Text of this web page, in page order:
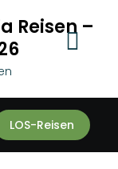
Reisen –
LOS-Reisen